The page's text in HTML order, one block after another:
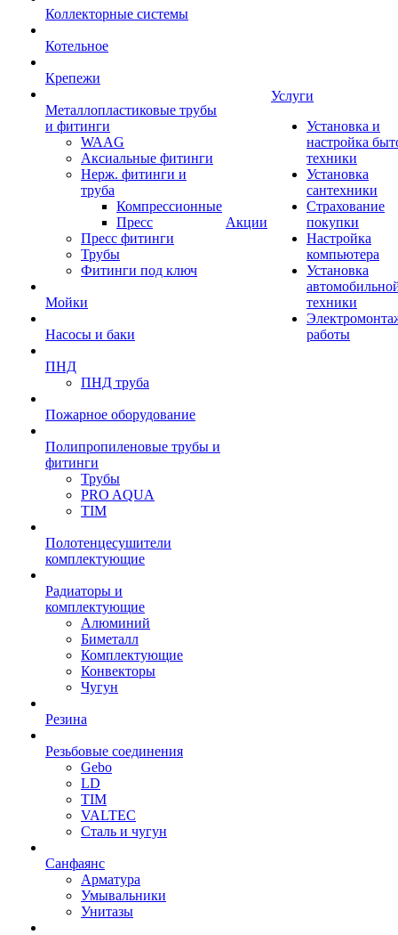
Коллекторные системы
Котельное
Крепежи
Металлопластиковые трубы
и фитинги
WAAG
Аксиальные фитинги
Нерж. фитинги и
труба
Компрессионные
Пресс
Пресс фитинги
Трубы
Фитинги под ключ
Мойки
Насосы и баки
ПНД
ПНД труба
Пожарное оборудование
Полипропиленовые трубы и
фитинги
Трубы
PRO AQUA
TIM
Полотенцесушители
комплектующие
Радиаторы и
комплектующие
Алюминий
Биметалл
Комплектующие
Конвекторы
Чугун
Резина
Резьбовые соединения
Gebo
LD
TIM
VALTEC
Сталь и чугун
Санфаянс
Арматура
Умывальники
Унитазы
Акции
Услуги
Установка и
настройка
техники
Установка
сантехники
Страхование
покупки
Настройка
компьютера
Установка
техники
работы